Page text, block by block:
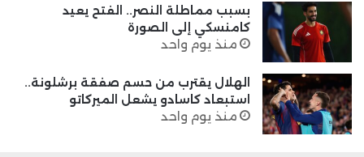
بسبب مماطلة النصر.. الفتح يعيد
كامنسكي إلى الصورة
منذ يوم واحد
الهلال يقترب من حسم صفقة برشلونة..
استبعاد كاسادو يشعل الميركاتو
منذ يوم واحد